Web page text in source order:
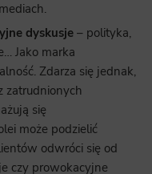
dyskusje– polityka,
Jako marka
Zdarza się jednak,
zatrudnionych
się
może podzielić
odwróci się od
czy prowokacyjne